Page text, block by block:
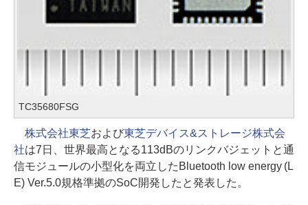
TC35680FSG
株式会社東芝および東芝デバイス&ストレージ株式会
社は7日、世界最高となる113dBのリンクバジェットと通
信モジュールの小型化を両立したBluetooth low energy (L
E) Ver.5.0規格準拠のSoC開発したと発表した。